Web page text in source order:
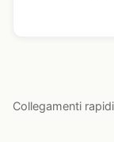
Collegamenti